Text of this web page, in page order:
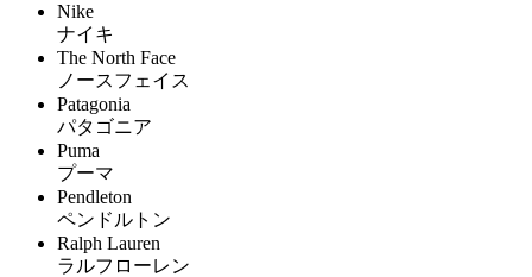
Nike
ナイキ
The North Face
ノースフェイス
Patagonia
パタゴニア
Puma
プーマ
Pendleton
ペンドルトン
Ralph Lauren
ラルフローレン